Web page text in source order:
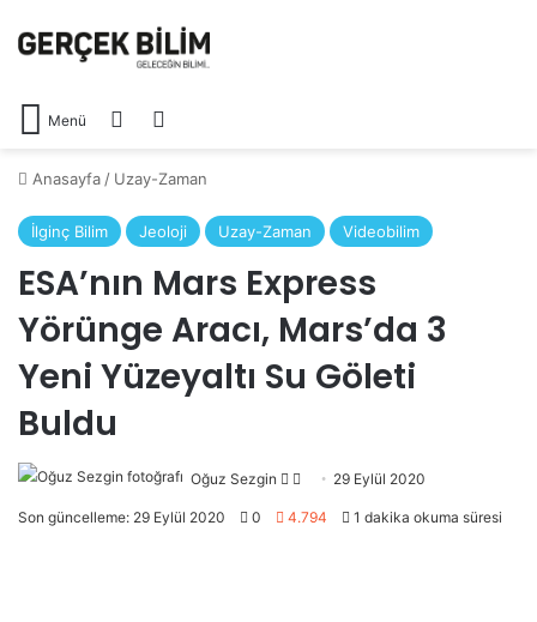
Menü Arama yap ...
Anasayfa / Uzay-Zaman
İlginç Bilim Jeoloji Uzay-Zaman Videobilim
ESA’nın Mars Express
Yörünge Aracı, Mars’da 3
Yeni Yüzeyaltı Su Göleti
Buldu
Oğuz Sezgin
Follow29 Eylül 2020
Son güncelleme: 29 Eylül 2020 0 4.794 1 dakika okuma süresi